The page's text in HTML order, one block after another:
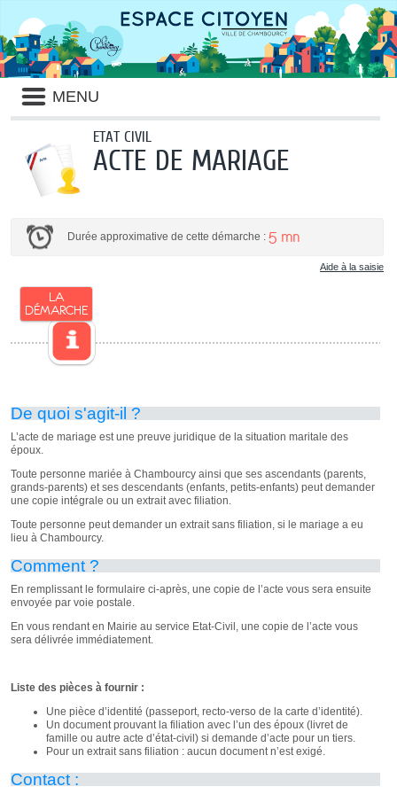
MENU
ETAT CIVIL
ACTE DE MARIAGE
Durée approximative de cette démarche : 5 mn
Aide à la saisie
LA
DÉMARCHE